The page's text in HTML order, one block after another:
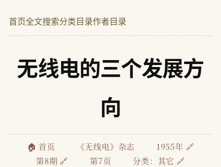
首页全文搜索分类目录作者目录
无线电的三个发展方
向
🏠 首页 《无线电》杂志
1955年 🔗
第8期 🔗
第7页 分类： 其它 🔗